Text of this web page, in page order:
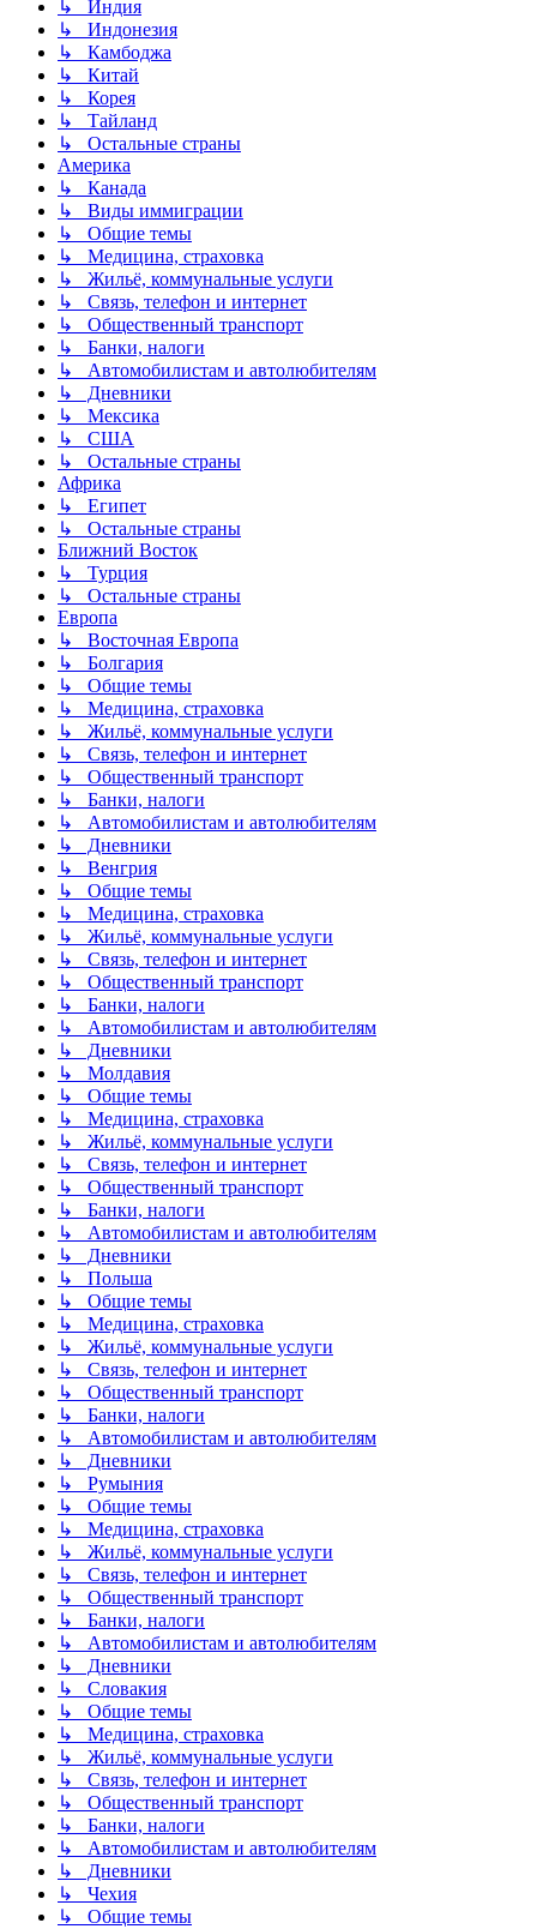
↳ Индия
↳ Индонезия
↳ Камбоджа
↳ Китай
↳ Корея
↳ Тайланд
↳ Остальные страны
Америка
↳ Канада
↳ Виды иммиграции
↳ Общие темы
↳ Медицина, страховка
↳ Жильё, коммунальные услуги
↳ Связь, телефон и интернет
↳ Общественный транспорт
↳ Банки, налоги
↳ Автомобилистам и автолюбителям
↳ Дневники
↳ Мексика
↳ США
↳ Остальные страны
Африка
↳ Египет
↳ Остальные страны
Ближний Восток
↳ Турция
↳ Остальные страны
Европа
↳ Восточная Европа
↳ Болгария
↳ Общие темы
↳ Медицина, страховка
↳ Жильё, коммунальные услуги
↳ Связь, телефон и интернет
↳ Общественный транспорт
↳ Банки, налоги
↳ Автомобилистам и автолюбителям
↳ Дневники
↳ Венгрия
↳ Общие темы
↳ Медицина, страховка
↳ Жильё, коммунальные услуги
↳ Связь, телефон и интернет
↳ Общественный транспорт
↳ Банки, налоги
↳ Автомобилистам и автолюбителям
↳ Дневники
↳ Молдавия
↳ Общие темы
↳ Медицина, страховка
↳ Жильё, коммунальные услуги
↳ Связь, телефон и интернет
↳ Общественный транспорт
↳ Банки, налоги
↳ Автомобилистам и автолюбителям
↳ Дневники
↳ Польша
↳ Общие темы
↳ Медицина, страховка
↳ Жильё, коммунальные услуги
↳ Связь, телефон и интернет
↳ Общественный транспорт
↳ Банки, налоги
↳ Автомобилистам и автолюбителям
↳ Дневники
↳ Румыния
↳ Общие темы
↳ Медицина, страховка
↳ Жильё, коммунальные услуги
↳ Связь, телефон и интернет
↳ Общественный транспорт
↳ Банки, налоги
↳ Автомобилистам и автолюбителям
↳ Дневники
↳ Словакия
↳ Общие темы
↳ Медицина, страховка
↳ Жильё, коммунальные услуги
↳ Связь, телефон и интернет
↳ Общественный транспорт
↳ Банки, налоги
↳ Автомобилистам и автолюбителям
↳ Дневники
↳ Чехия
↳ Общие темы